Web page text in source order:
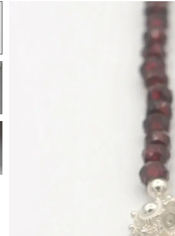
Product image slideshow Items